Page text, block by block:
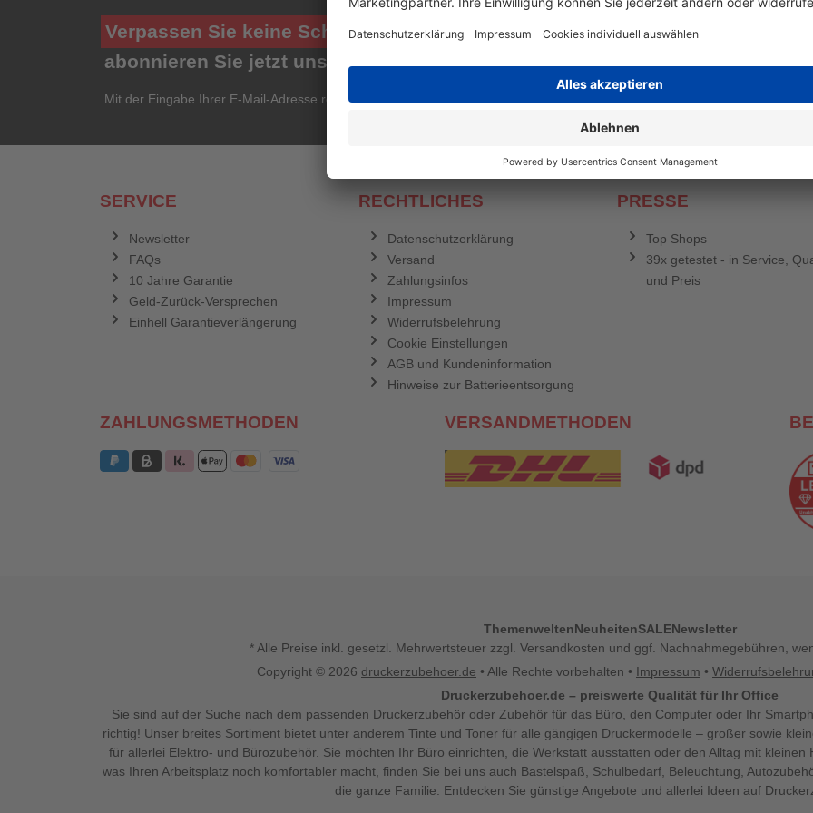
Verpassen Sie keine Schnäppchen mehr &
abonnieren Sie jetzt unseren kostenlosen Newsletter!
Newsletter E-Mail Adresse
Mit der Eingabe Ihrer E-Mail-Adresse registrieren Sie sich für den Druckerzubehör.de-Newsletter. Weitere Informationen
SERVICE
Newsletter
FAQs
10 Jahre Garantie
Geld-Zurück-Versprechen
Einhell Garantieverlängerung
RECHTLICHES
Datenschutzerklärung
Versand
Zahlungsinfos
Impressum
Widerrufsbelehrung
Cookie Einstellungen
AGB und Kundeninformation
Hinweise zur Batterieentsorgung
PRESSE
Top Shops
39x getestet - in Service,
und Preis
ZAHLUNGSMETHODEN VERSANDMETHODEN
ThemenweltenNeuheitenSALENewsletter
* Alle Preise inkl. gesetzl. Mehrwertsteuer zzgl. Versandkosten und ggf. Nachnahmegebühren,
Copyright © 2026 druckerzubehoer.de • Alle Rechte vorbehalten • Impressum •
Druckerzubehoer.de – preiswerte Qualität für Ihr Office
Sie sind auf der Suche nach dem passenden Druckerzubehör oder Zubehör für das Büro, den Computer oder Ihr
richtig! Unser breites Sortiment bietet unter anderem Tinte und Toner für alle gängigen Druckermodelle – großer sowie
für allerlei Elektro- und Bürozubehör. Sie möchten Ihr Büro einrichten, die Werkstatt ausstatten oder den Alltag mit kleinen
was Ihren Arbeitsplatz noch komfortabler macht, finden Sie bei uns auch Bastelspaß, Schulbedarf, Beleuchtung,
die ganze Familie. Entdecken Sie günstige Angebote und allerlei Ideen auf